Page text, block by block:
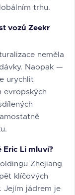
trhu.
vozů Zeekr
neměla
Naopak —
urychlit
evropských
Eric Li mluví?
Zhejiang
klíčových
Jejím jádrem je